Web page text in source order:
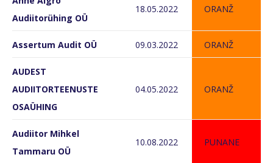
Audiitorühing OÜ
18.05.2022 ORANŽ
Assertum Audit OÜ 09.03.2022 ORANŽ
AUDEST
AUDIITORTEENUSTE
OSAÜHING
04.05.2022 ORANŽ
Audiitor Mihkel
Tammaru OÜ
10.08.2022 PUNANE